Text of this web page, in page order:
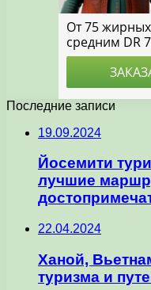
Последние записи
19.09.2024
Йосемити
лучшие
22.04.2024
Ханой,
туризма и